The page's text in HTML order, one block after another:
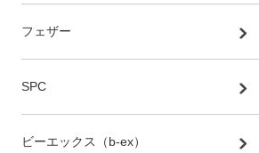
フェザー
SPC
ビーエックス（b-ex）